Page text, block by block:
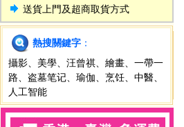
送貨上門及超商取貨方式
熱搜關鍵字 ：
攝影
美學 汪曾祺 繪畫
一帶一
路
盗墓笔记 瑜伽 烹饪 中醫
人工智能